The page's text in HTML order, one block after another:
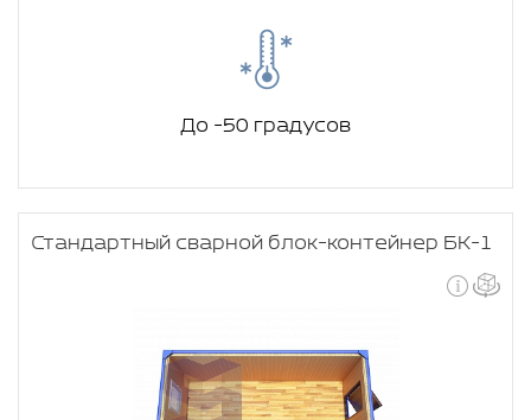
До -50 градусов
Стандартный сварной блок-контейнер БК-1